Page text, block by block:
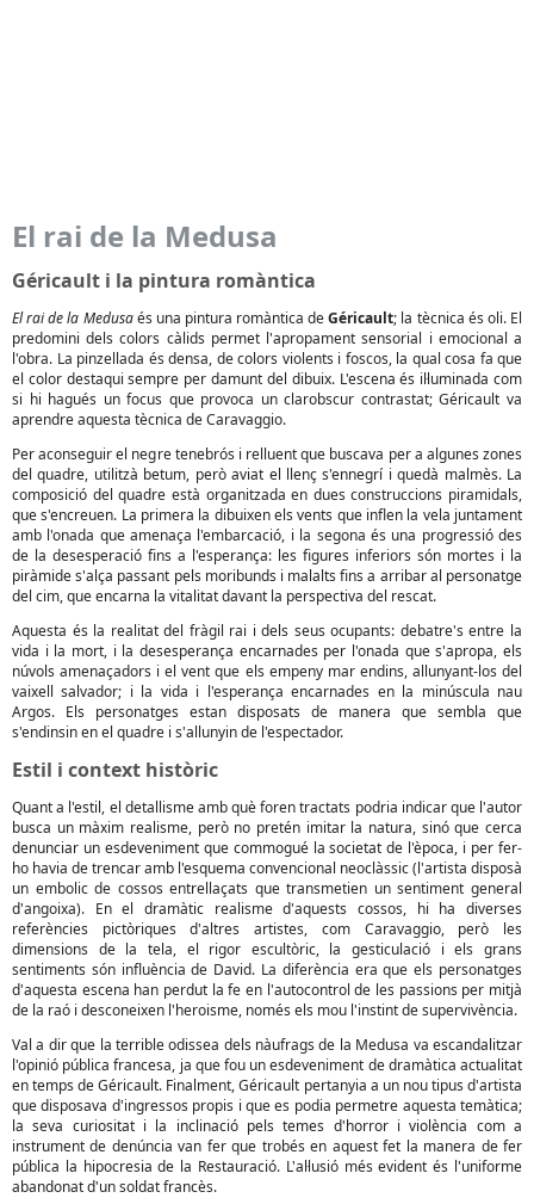
El rai de la Medusa
Géricault i la pintura romàntica
El rai de la Medusaés una pintura romàntica deGéricault; la tècnica és oli. El
predomini dels colors càlids permet l'apropament sensorial i emocional a
l'obra. La pinzellada és densa, de colors violents i foscos, la qual cosa fa que
el color destaqui sempre per damunt del dibuix. L'escena és il·luminada com
si hi hagués un focus que provoca un clarobscur contrastat; Géricault va
aprendre aquesta tècnica de Caravaggio.
Per aconseguir el negre tenebrós i relluent que buscava per a algunes zones
del quadre, utilitzà betum, però aviat el llenç s'ennegrí i quedà malmès. La
composició del quadre està organitzada en dues construccions piramidals,
que s'encreuen. La primera la dibuixen els vents que inflen la vela juntament
amb l'onada que amenaça l'embarcació, i la segona és una progressió des
de la desesperació fins a l'esperança: les figures inferiors són mortes i la
piràmide s'alça passant pels moribunds i malalts fins a arribar al personatge
del cim, que encarna la vitalitat davant la perspectiva del rescat.
Aquesta és la realitat del fràgil rai i dels seus ocupants: debatre's entre la
vida i la mort, i la desesperança encarnades per l'onada que s'apropa, els
núvols amenaçadors i el vent que els empeny mar endins, allunyant-los del
vaixell salvador; i la vida i l'esperança encarnades en la minúscula nau
Argos. Els personatges estan disposats de manera que sembla que
s'endinsin en el quadre i s'allunyin de l'espectador.
Estil i context històric
Quant a l'estil, el detallisme amb què foren tractats podria indicar que l'autor
busca un màxim realisme, però no pretén imitar la natura, sinó que cerca
denunciar un esdeveniment que commogué la societat de l'època, i per fer-
ho havia de trencar amb l'esquema convencional neoclàssic (l'artista disposà
un embolic de cossos entrellaçats que transmetien un sentiment general
d'angoixa). En el dramàtic realisme d'aquests cossos, hi ha diverses
referències pictòriques d'altres artistes, com Caravaggio, però les
dimensions de la tela, el rigor escultòric, la gesticulació i els grans
sentiments són influència de David. La diferència era que els personatges
d'aquesta escena han perdut la fe en l'autocontrol de les passions per mitjà
de la raó i desconeixen l'heroisme, només els mou l'instint de supervivència.
Val a dir que la terrible odissea dels nàufrags de la Medusa va escandalitzar
l'opinió pública francesa, ja que fou un esdeveniment de dramàtica actualitat
en temps de Géricault. Finalment, Géricault pertanyia a un nou tipus d'artista
que disposava d'ingressos propis i que es podia permetre aquesta temàtica;
la seva curiositat i la inclinació pels temes d'horror i violència com a
instrument de denúncia van fer que trobés en aquest fet la manera de fer
pública la hipocresia de la Restauració. L'al·lusió més evident és l'uniforme
abandonat d'un soldat francès.